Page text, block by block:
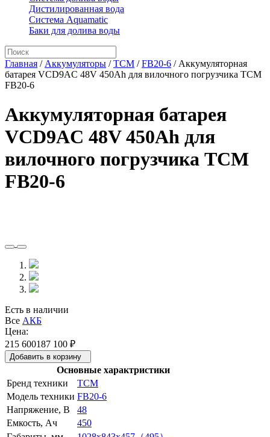
Дистилированная вода
Система Aquamatic
Баки для долива воды
Главная / Аккумуляторы /TCM /FB20-6 / Аккумуляторная
батарея VCD9AC 48V 450Ah для вилочного погрузчика TCM
FB20-6
Аккумуляторная батарея
VCD9AC 48V 450Ah для
вилочного погрузчика TCM
FB20-6
Есть в наличии
Все АКБ
Цена:
215 600187 100 ₽
Добавить в корзину
Основные характристики
Бренд техники
TCM
Модель техники FB20-6
Напряжение, В
48
Емкость, Ач
450